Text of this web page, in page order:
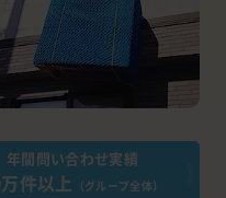
年間問い合わせ実績
件以上 （グループ全体）